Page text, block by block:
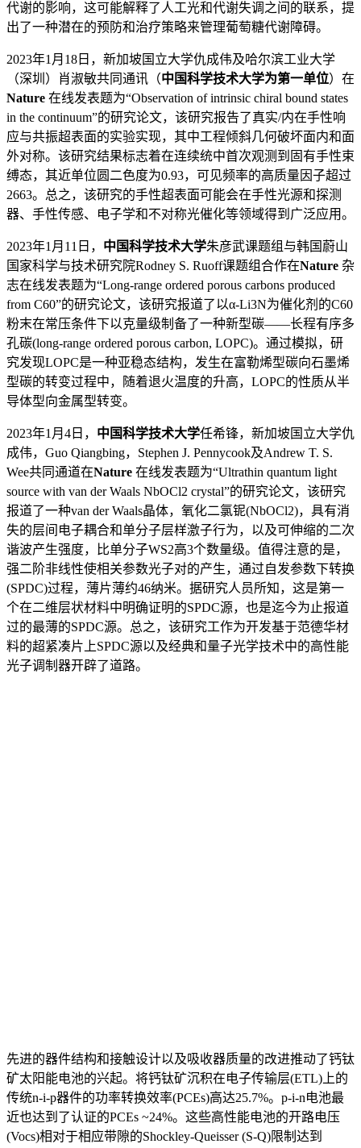
代谢的影响，这可能解释了人工光和代谢失调之间的联系，提
出了一种潜在的预防和治疗策略来管理葡萄糖代谢障碍。
2023年1月18日，新加坡国立大学仇成伟及哈尔滨工业大学
（深圳）肖淑敏共同通讯（中国科学技术大学为第一单位）在
Nature 在线发表题为“Observation of intrinsic chiral bound states
in the continuum”的研究论文，该研究报告了真实/内在手性响
应与共振超表面的实验实现，其中工程倾斜几何破坏面内和面
外对称。该研究结果标志着在连续统中首次观测到固有手性束
缚态，其近单位圆二色度为0.93，可见频率的高质量因子超过
2663。总之，该研究的手性超表面可能会在手性光源和探测
器、手性传感、电子学和不对称光催化等领域得到广泛应用。
2023年1月11日， 中国科学技术大学朱彦武课题组与韩国蔚山
国家科学与技术研究院Rodney S. Ruoff课题组合作在Nature 杂
志在线发表题为“Long-range ordered porous carbons produced
from C60”的研究论文，该研究报道了以α-Li3N为催化剂的C60
粉末在常压条件下以克量级制备了一种新型碳——长程有序多
孔碳(long-range ordered porous carbon, LOPC)。通过模拟，研
究发现LOPC是一种亚稳态结构，发生在富勒烯型碳向石墨烯
型碳的转变过程中，随着退火温度的升高，LOPC的性质从半
导体型向金属型转变。
2023年1月4日， 中国科学技术大学任希锋，新加坡国立大学仇
成伟，Guo Qiangbing，Stephen J. Pennycook及Andrew T. S.
Wee共同通道在Nature 在线发表题为“Ultrathin quantum light
source with van der Waals NbOCl2 crystal”的研究论文，该研究
报道了一种van der Waals晶体，氧化二氯铌(NbOCl2)，具有消
失的层间电子耦合和单分子层样激子行为，以及可伸缩的二次
谐波产生强度，比单分子WS2高3个数量级。值得注意的是，
强二阶非线性使相关参数光子对的产生，通过自发参数下转换
(SPDC)过程，薄片薄约46纳米。据研究人员所知，这是第一
个在二维层状材料中明确证明的SPDC源，也是迄今为止报道
过的最薄的SPDC源。总之，该研究工作为开发基于范德华材
料的超紧凑片上SPDC源以及经典和量子光学技术中的高性能
光子调制器开辟了道路。
先进的器件结构和接触设计以及吸收器质量的改进推动了钙钛
矿太阳能电池的兴起。将钙钛矿沉积在电子传输层(ETL)上的
传统n-i-p器件的功率转换效率(PCEs)高达25.7%。p-i-n电池最
近也达到了认证的PCEs ~24%。这些高性能电池的开路电压
(Vocs)相对于相应带隙的Shockley-Queisser (S-Q)限制达到